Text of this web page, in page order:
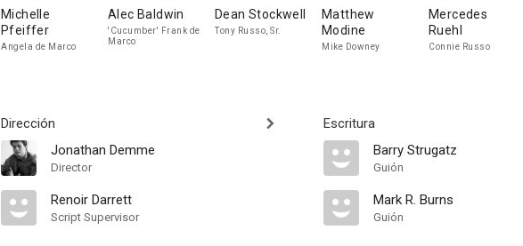
Michelle
Pfeiffer
Angela de Marco
Alec Baldwin
'Cucumber' Frank de
Marco
Dean Stockwell
Tony Russo, Sr.
Matthew
Modine
Mike Downey
Mercedes
Ruehl
Connie Russo
Dirección
Jonathan Demme
Director
Renoir Darrett
Script Supervisor
Escritura
Barry Strugatz
Guión
Mark R. Burns
Guión